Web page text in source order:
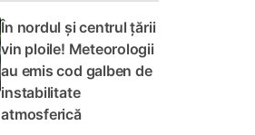
În nordul și centrul țării
vin ploile! Meteorologii
au emis cod galben de
instabilitate
atmosferică